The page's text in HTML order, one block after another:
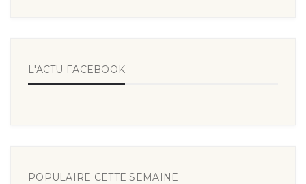
L'ACTU FACEBOOK
POPULAIRE CETTE SEMAINE